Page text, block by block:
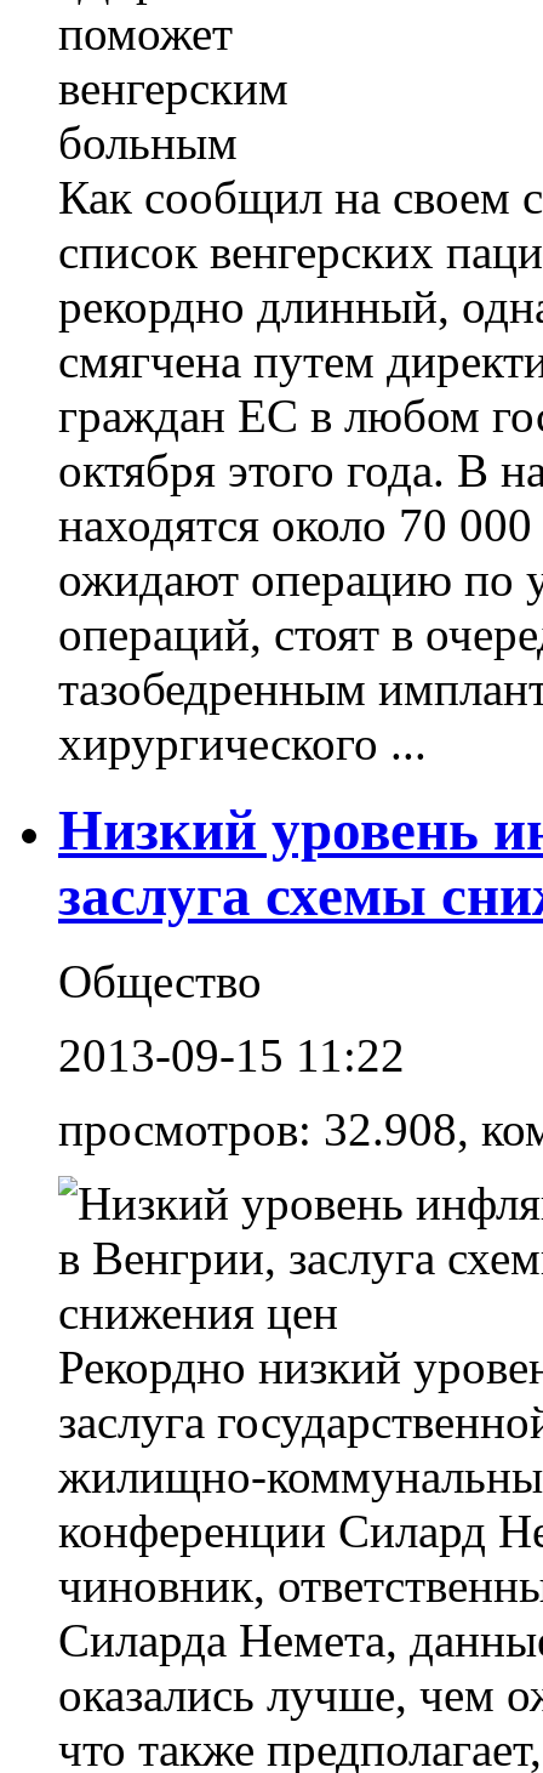
Как сообщил на своем
список венгерских
рекордно длинный,
смягчена путем
граждан ЕС в любом
октября этого года. В
находятся около 70
ожидают операцию по
операций, стоят в
тазобедренным
хирургического ...
Низкий уровень
заслуга схемы
Общество
2013-09-15 11:22
просмотров: 32.908,
Рекордно низкий
заслуга
жилищно-
конференции Силард
чиновник,
Силарда Немета,
оказались лучше, чем
что также